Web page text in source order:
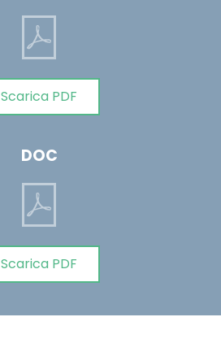
Scarica PDF
DOC
Scarica PDF